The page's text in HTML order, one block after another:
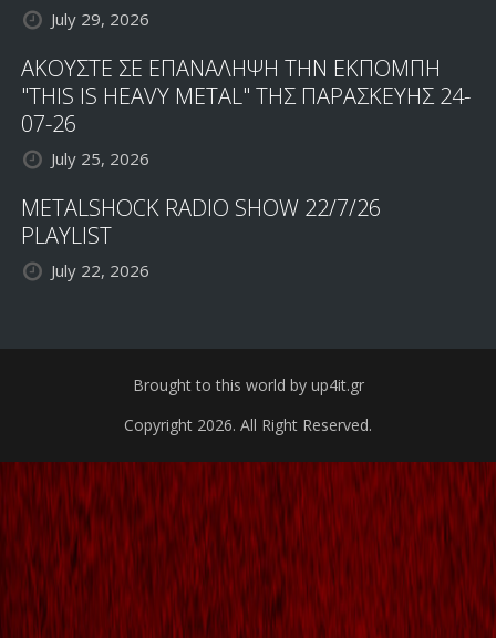
July 29, 2026
ΑΚΟΥΣΤΕ ΣΕ ΕΠΑΝΑΛΗΨΗ ΤΗΝ ΕΚΠΟΜΠΗ
"THIS IS HEAVY METAL" ΤΗΣ ΠΑΡΑΣΚΕΥΗΣ 24-
07-26
July 25, 2026
METALSHOCK RADIO SHOW 22/7/26
PLAYLIST
July 22, 2026
Brought to this world by up4it.gr
Copyright 2026. All Right Reserved.